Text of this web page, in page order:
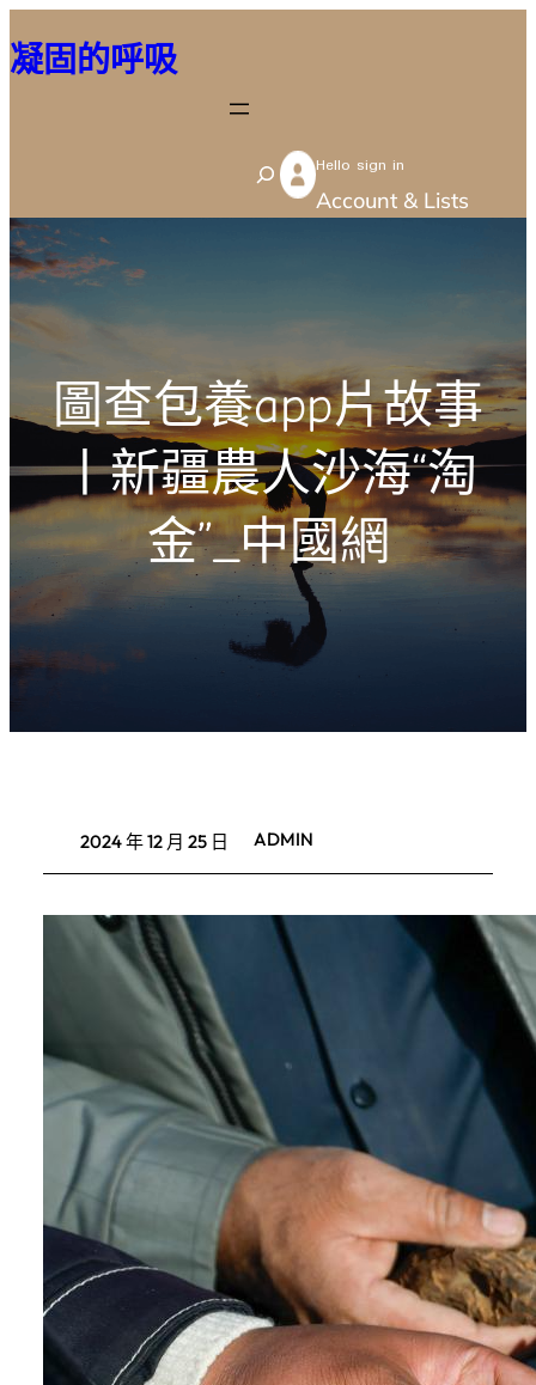
至
容
凝固的呼吸
S
e
Hello sign in
Account & Lists
圖查包養app片故事
丨新疆農人沙海“淘
金”_中國網
2024 年 12 月 25 日 ADMIN